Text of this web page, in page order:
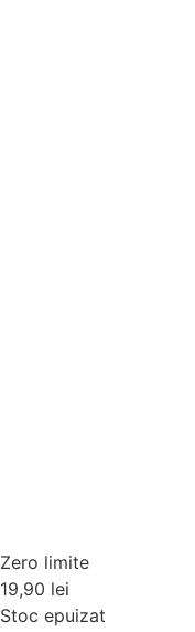
Zero limite
19,90 lei
Stoc epuizat